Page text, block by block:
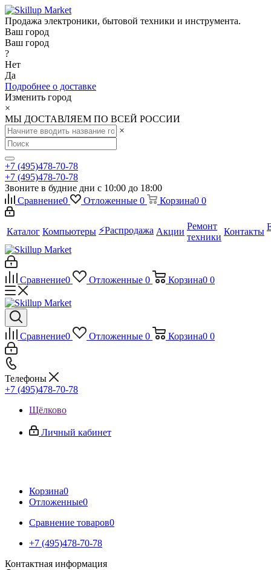
Продажа электроники, бытовой техники и инструмента.
Ваш город
Ваш город
?
Нет
Да
Подробнее о доставке
Изменить город
×
МЫ ДОСТАВЛЯЕМ ПО ВСЕЙ РОССИИ
×
+7 (495)478-70-78
+7 (495)478-70-78
Звоните в будние дни с 10:00 до 18:00
Сравнение0 Отложенные 0 Корзина0 0
Каталог Компьютеры ⚡️Распродажа Акции
Ремонт
техники
Контакты
Сравнение0 Отложенные 0 Корзина0 0
Сравнение0 Отложенные 0 Корзина0 0
Телефоны
+7 (495)478-70-78
Щёлково
Личный кабинет
Корзина0
Отложенные0
Сравнение товаров0
+7 (495)478-70-78
Контактная информация